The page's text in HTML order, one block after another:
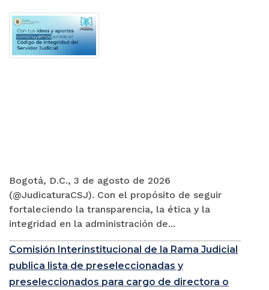
Bogotá, D.C., 3 de agosto de 2026
(@JudicaturaCSJ). Con el propósito de seguir
fortaleciendo la transparencia, la ética y la
integridad en la administración de...
Comisión Interinstitucional de la Rama Judicial
publica lista de preseleccionadas y
preseleccionados para cargo de directora o